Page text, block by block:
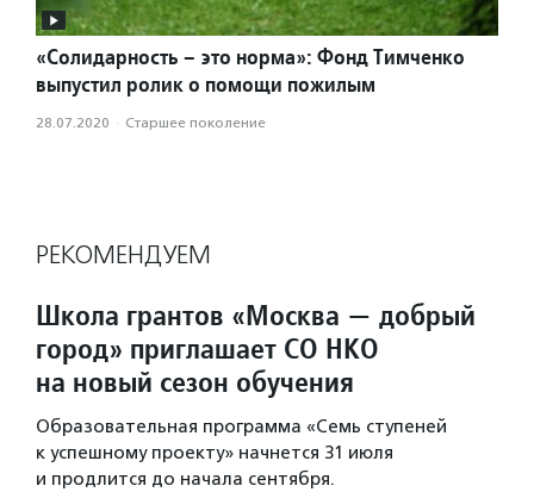
«Солидарность – это норма»: Фонд Тимченко
выпустил ролик о помощи пожилым
28.07.2020 · Старшее поколение
РЕКОМЕНДУЕМ
Школа грантов «Москва — добрый
город» приглашает СО НКО
на новый сезон обучения
Образовательная программа «Семь ступеней
к успешному проекту» начнется 31 июля
и продлится до начала сентября.